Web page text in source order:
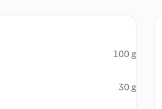
100 g
30 g